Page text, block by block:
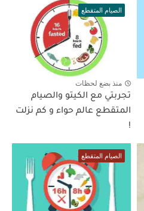
الصيام المتقطع
منذ بضع لحظات
تجربتي مع الكيتو والصيام
المتقطع عالم حواء و كم نزلت
!
الصيام المتقطع